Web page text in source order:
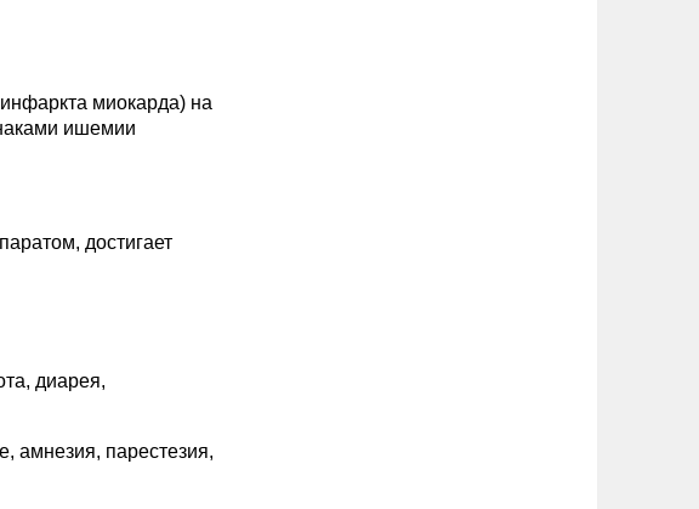
миокарда) на
ишемии
достигает
диарея,
амнезия, парестезия,